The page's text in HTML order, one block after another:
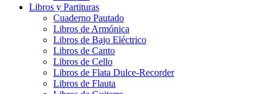
Libros y Partituras
Cuaderno Pautado
Libros de Armónica
Libros de Bajo Eléctrico
Libros de Canto
Libros de Cello
Libros de Flata Dulce-Recorder
Libros de Flauta